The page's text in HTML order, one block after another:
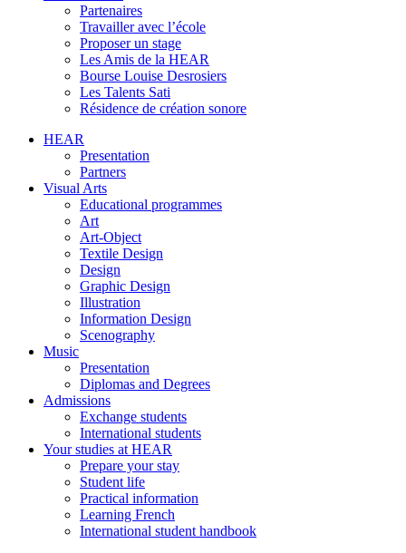
Partenaires
Travailler avec l’école
Proposer un stage
Les Amis de la HEAR
Bourse Louise Desrosiers
Les Talents Sati
Résidence de création sonore
HEAR
Presentation
Partners
Visual Arts
Educational programmes
Art
Art-Object
Textile Design
Design
Graphic Design
Illustration
Information Design
Scenography
Music
Presentation
Diplomas and Degrees
Admissions
Exchange students
International students
Your studies at HEAR
Prepare your stay
Student life
Practical information
Learning French
International student handbook